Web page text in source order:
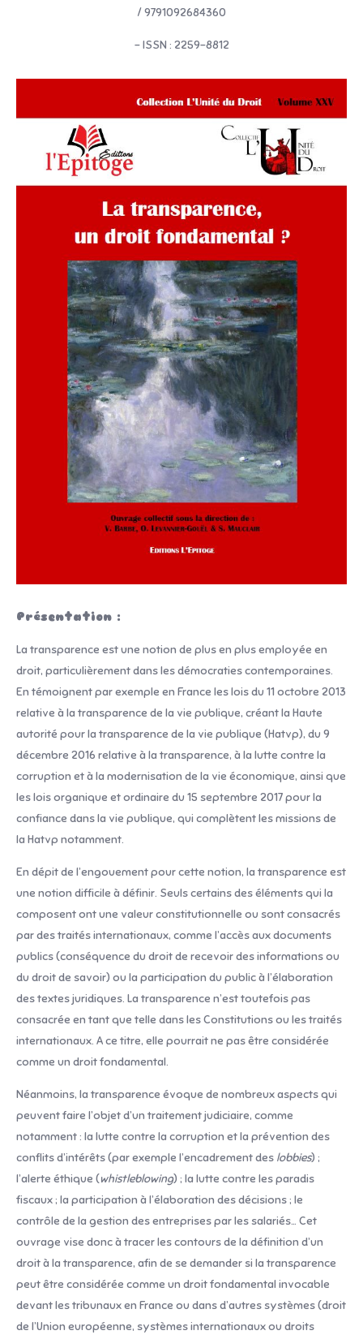
/ 9791092684360
– ISSN : 2259-8812
Présentation :
La transparence est une notion de plus en plus employée en
droit, particulièrement dans les démocraties contemporaines.
En témoignent par exemple en France les lois du 11 octobre 2013
relative à la transparence de la vie publique, créant la Haute
autorité pour la transparence de la vie publique (Hatvp), du 9
décembre 2016 relative à la transparence, à la lutte contre la
corruption et à la modernisation de la vie économique, ainsi que
les lois organique et ordinaire du 15 septembre 2017 pour la
confiance dans la vie publique, qui complètent les missions de
la Hatvp notamment.
En dépit de l’engouement pour cette notion, la transparence est
une notion difficile à définir. Seuls certains des éléments qui la
composent ont une valeur constitutionnelle ou sont consacrés
par des traités internationaux, comme l’accès aux documents
publics (conséquence du droit de recevoir des informations ou
du droit de savoir) ou la participation du public à l’élaboration
des textes juridiques. La transparence n’est toutefois pas
consacrée en tant que telle dans les Constitutions ou les traités
internationaux. A ce titre, elle pourrait ne pas être considérée
comme un droit fondamental.
Néanmoins, la transparence évoque de nombreux aspects qui
peuvent faire l’objet d’un traitement judiciaire, comme
notamment : la lutte contre la corruption et la prévention des
conflits d’intérêts (par exemple l’encadrement des lobbies) ;
l’alerte éthique (whistleblowing) ; la lutte contre les paradis
fiscaux ; la participation à l’élaboration des décisions ; le
contrôle de la gestion des entreprises par les salariés… Cet
ouvrage vise donc à tracer les contours de la définition d’un
droit à la transparence, afin de se demander si la transparence
peut être considérée comme un droit fondamental invocable
devant les tribunaux en France ou dans d’autres systèmes (droit
de l’Union européenne, systèmes internationaux ou droits